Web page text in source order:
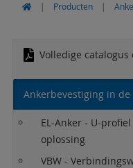
Producten
Volledige catalogus
Ankerbevestiging in de
EL-Anker - U-
oplossing
VBW -